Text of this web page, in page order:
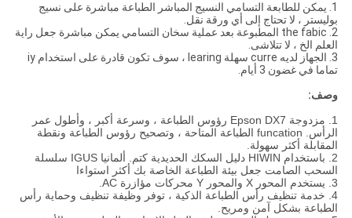
1. يمكن للطابعة التسامي النسيج المباشر الطباعة مباشرة على نسيج
بوليستر ، لا تحتاج إلى أي ورقة نقل.
2. the fabic المطبوعة بعد عملية سخان التسامي يمكن مباشرة جعل راية
العلم الخ ، لا تتلاشى.
3. الجهاز لديه curre سهلة learing ، سوف تكون قادرة على استخدام iy
تماما في غضون 3 أيام.
وصف:
1. مزدوجة Epson DX7 رؤوس الطباعة ، وسرعة أكبر ، وأطول عمر
الرأس. funcation الطباعة المتاحة ، وتصحيح رؤوس الطباعة ونقطة
المقابلة أكثر سهولة.
2. باستخدام HIWIN دليل السكك الحديدية كتم. ألمانيا IGUS سلسلة
السحب الصامت جعل بيئة الطباعة الخاصة بك أكثر استواءا
3. يستخدم المحور X والمحور Y محركات مؤازرة AC.
4. خدمة تنظيف رأس الطباعة الذكية ، توفر وظيفة تنظيف وحماية رأس
الطباعة بشكل آمن ومريح.